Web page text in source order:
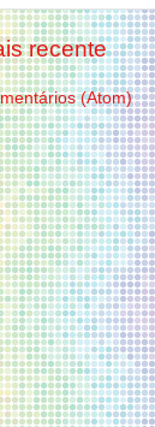
recente
(Atom)